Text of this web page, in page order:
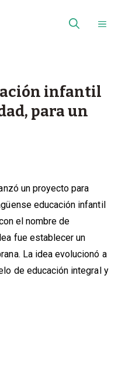
infantil
para un
un proyecto para
educación infantil
el nombre de
fue establecer un
La idea evolucionó a
de educación integral y